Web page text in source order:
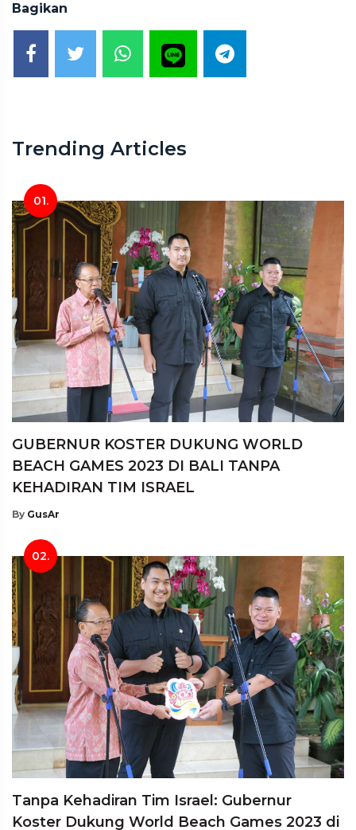
Bagikan
Trending Articles
01.
GUBERNUR KOSTER DUKUNG WORLD
BEACH GAMES 2023 DI BALI TANPA
KEHADIRAN TIM ISRAEL
By GusAr
02.
Tanpa Kehadiran Tim Israel: Gubernur
Koster Dukung World Beach Games 2023 di